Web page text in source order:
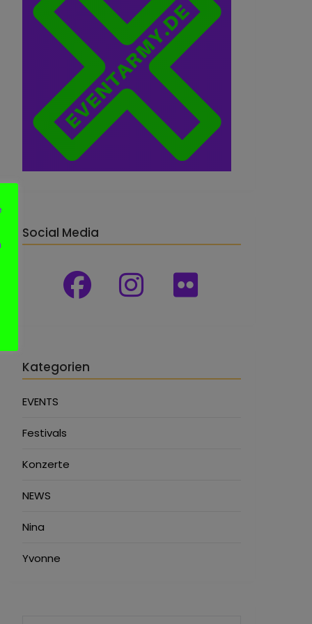
Social Media
Kategorien
EVENTS
Festivals
Konzerte
NEWS
Nina
Yvonne